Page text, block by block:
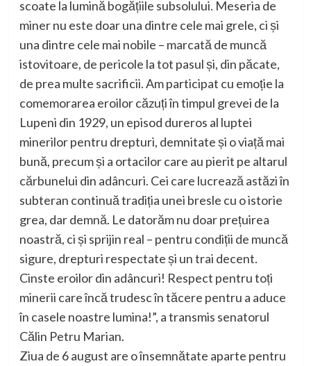
scoate la lumină bogățiile subsolului. Meseria de
miner nu este doar una dintre cele mai grele, ci și
una dintre cele mai nobile – marcată de muncă
istovitoare, de pericole la tot pasul și, din păcate,
de prea multe sacrificii. Am participat cu emoție la
comemorarea eroilor căzuți în timpul grevei de la
Lupeni din 1929, un episod dureros al luptei
minerilor pentru drepturi, demnitate și o viață mai
bună, precum și a ortacilor care au pierit pe altarul
cărbunelui din adâncuri. Cei care lucrează astăzi în
subteran continuă tradiția unei bresle cu o istorie
grea, dar demnă. Le datorăm nu doar prețuirea
noastră, ci și sprijin real – pentru condiții de muncă
sigure, drepturi respectate și un trai decent.
Cinste eroilor din adâncuri! Respect pentru toți
minerii care încă trudesc în tăcere pentru a aduce
în casele noastre lumina!”, a transmis senatorul
Călin Petru Marian.
Ziua de 6 august are o însemnătate aparte pentru